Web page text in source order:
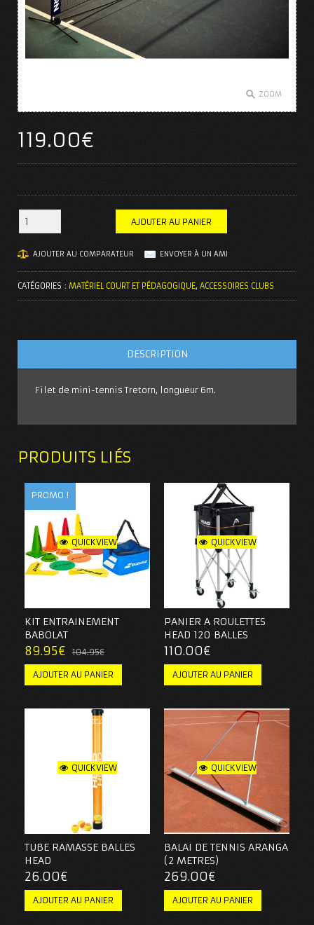
ZOOM
119.00€
AJOUTER AU PANIER
AJOUTER AU COMPARATEUR ENVOYER À UN AMI
CATÉGORIES : MATÉRIEL COURT ET PÉDAGOGIQUE, ACCESSOIRES CLUBS
DESCRIPTION
Filet de mini-tennis Tretorn, longueur 6m.
PRODUITS LIÉS
PROMO !
QUICKVIEW
KIT ENTRAINEMENT
BABOLAT
104.95€
89.95€
AJOUTER AU PANIER
QUICKVIEW
PANIER A ROULETTES
HEAD 120 BALLES
110.00€
AJOUTER AU PANIER
QUICKVIEW
TUBE RAMASSE BALLES
HEAD
26.00€
AJOUTER AU PANIER
QUICKVIEW
BALAI DE TENNIS ARANGA
(2 METRES)
269.00€
AJOUTER AU PANIER